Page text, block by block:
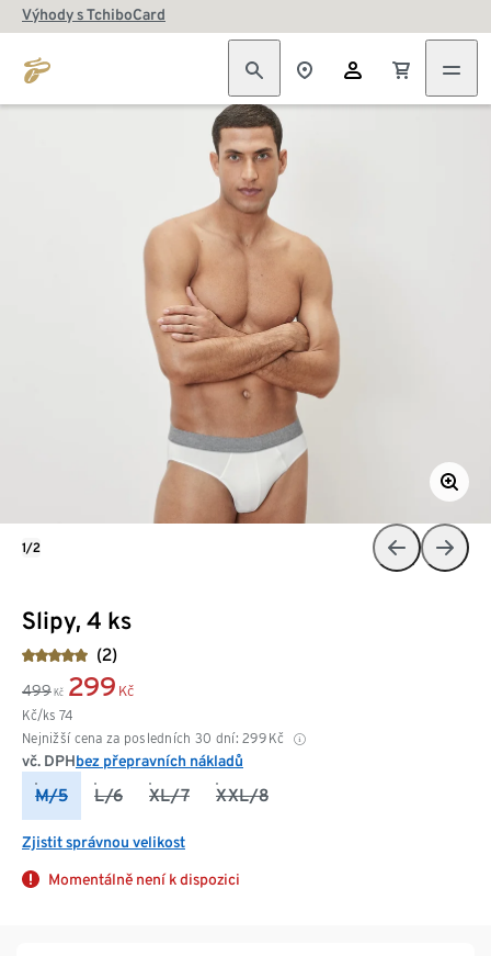
Výhody s TchiboCard
Slipy, 4 ks
(2)
499 Kč 299 Kč
Kč/ks 74
Nejnižší cena za posledních 30 dní: 299 Kč
vč. DPHbez přepravních nákladů
M/5 L/6 XL/7 XXL/8
Zjistit správnou velikost
Momentálně není k dispozici
1/2